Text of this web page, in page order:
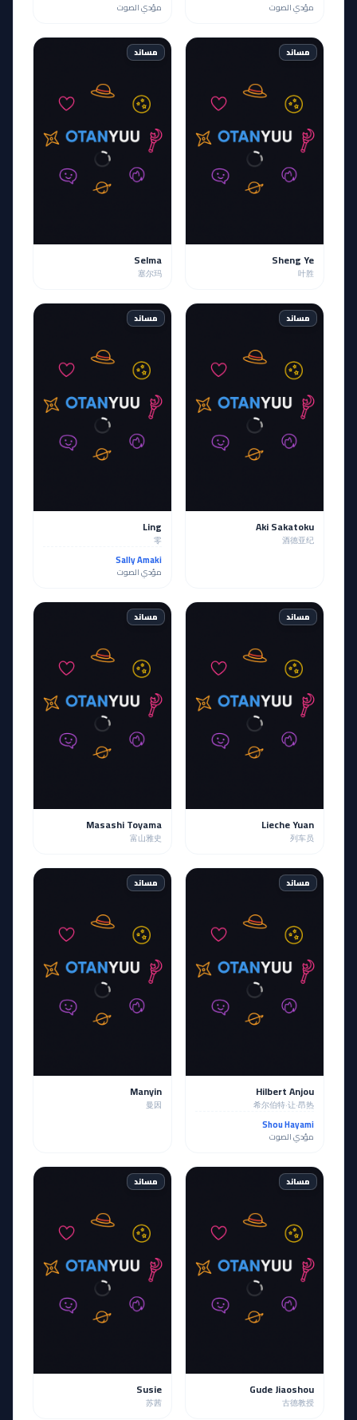
مؤدي الصوت مؤدي الصوت
مساند
Sheng Ye
叶胜
مساند
Selma
塞尔玛
مساند
Aki Sakatoku
酒德亚纪
مساند
Ling
零
Sally Amaki
مؤدي الصوت
مساند
Lieche Yuan
列车员
مساند
Masashi Toyama
富山雅史
مساند
Hilbert Anjou
希尔伯特·让·昂热
Shou Hayami
مؤدي الصوت
مساند
Manyin
曼因
مساند
Gude Jiaoshou
古德教授
مساند
Susie
苏茜